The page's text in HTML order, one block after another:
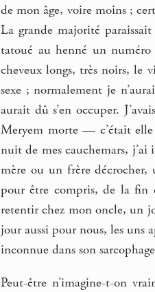
de mon âge, voire moins ;
La grande majorité
tatoué au henné un
cheveux longs, très noirs, le
sexe ; normalement je
aurait dû s’en occuper.
Meryem morte — c’était elle
nuit de mes cauchemars,
mère ou un frère décrocher,
pour être compris, de la
retentir chez mon oncle, un
jour aussi pour nous, les uns
inconnue dans son
Peut-être n’imagine-t-on